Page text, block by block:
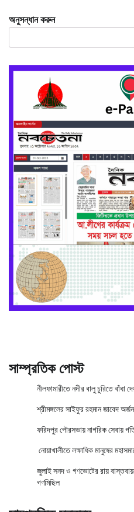
অনুসন্ধান করুন
সাম্প্রতিক পোস্ট
নীলফামারীতে নদীর বালু চুরিতে বাঁধা
শ্রীমঙ্গলের সাইফুর রহমান জাবেদ
ফরিদপুর পৌরসভায় নাগরিক সেবায়
নোয়াখালীতে লক্ষাধিক মানুষের
জুলাই সনদ ও গণভোটের রায়
গণমিছিল